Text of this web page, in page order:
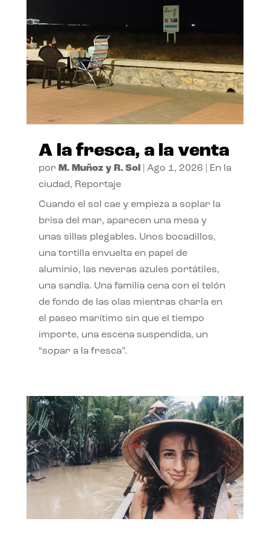
A la fresca, a la venta
por M. Muñoz y R. Sol| Ago 1, 2026
En la
ciudad, Reportaje
Cuando el sol cae y empieza a soplar la
brisa del mar, aparecen una mesa y
unas sillas plegables. Unos bocadillos,
una tortilla envuelta en papel de
aluminio, las neveras azules portátiles,
una sandía. Una familia cena con el telón
de fondo de las olas mientras charla en
el paseo marítimo sin que el tiempo
importe, una escena suspendida, un
“sopar a la fresca”.